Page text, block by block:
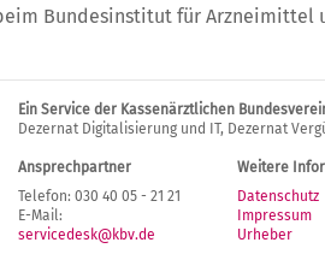
Bundesinstitut für Arzneimittel
Ein Service der Kassenärztlichen
Dezernat Digitalisierung und IT, Dezernat
Ansprechpartner
Telefon: 030 40 05 - 21 21
E-Mail:
servicedesk@kbv.de
Weitere
Datenschutz
Impressum
Urheber